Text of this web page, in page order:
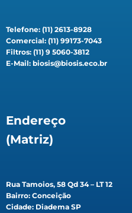
Telefone: (11) 2613-8928
Comercial: (11) 99173-7043
Filtros: (11) 9 5060-3812
E-Mail: biosis@biosis.eco.br
Endereço
(Matriz)
Rua Tamoios, 58 Qd 34 – LT 12
Bairro: Conceição
Cidade: Diadema SP